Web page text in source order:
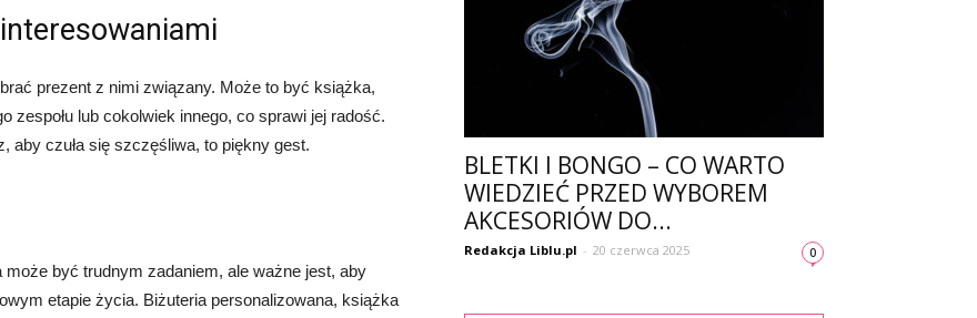
prezent z nimi związany. Może to być książka,
zespołu lub cokolwiek innego, co sprawi jej radość.
aby czuła się szczęśliwa, to piękny gest.
być trudnym zadaniem, ale ważne jest, aby
etapie życia. Biżuteria personalizowana, książka
BLETKI I BONGO – CO WARTO
WIEDZIEĆ PRZED WYBOREM
AKCESORIÓW DO...
Redakcja Liblu.pl - 20 czerwca 2025 0